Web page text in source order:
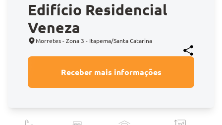
Edifício Residencial
Veneza
Morretes - Zona 3 - Itapema/Santa Catarina
Receber mais informações